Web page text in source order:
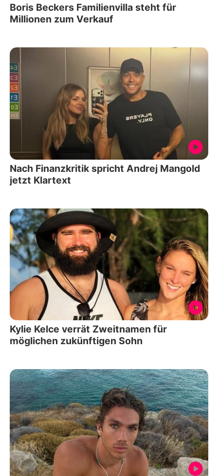
Boris Beckers Familienvilla steht für
Millionen zum Verkauf
Nach Finanzkritik spricht Andrej Mangold
jetzt Klartext
Kylie Kelce verrät Zweitnamen für
möglichen zukünftigen Sohn